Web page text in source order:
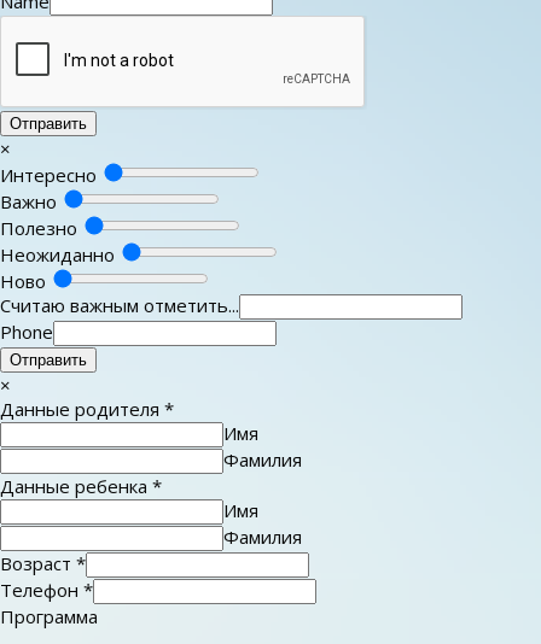
Отправить
×
Интересно
Важно
Полезно
Неожиданно
Ново
Считаю важным отметить...
Phone
Отправить
×
Данные родителя *
Имя
Фамилия
Данные ребенка *
Имя
Фамилия
Возраст *
Телефон *
Программа